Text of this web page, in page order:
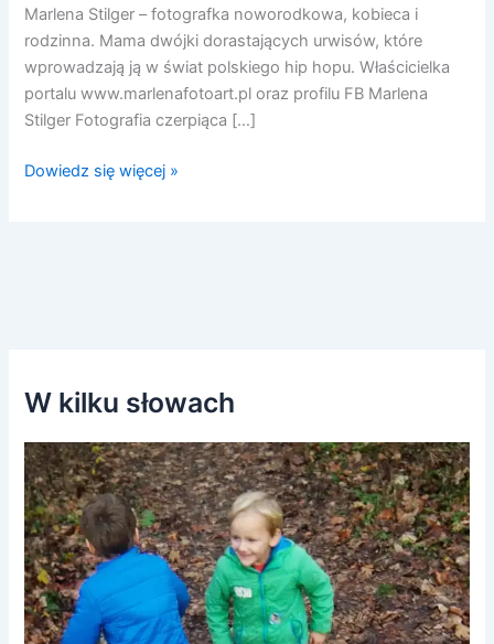
Marlena Stilger – fotografka noworodkowa, kobieca i
rodzinna. Mama dwójki dorastających urwisów, które
wprowadzają ją w świat polskiego hip hopu. Właścicielka
portalu www.marlenafotoart.pl oraz profilu FB Marlena
Stilger Fotografia czerpiąca […]
Dowiedz się więcej »
W kilku słowach